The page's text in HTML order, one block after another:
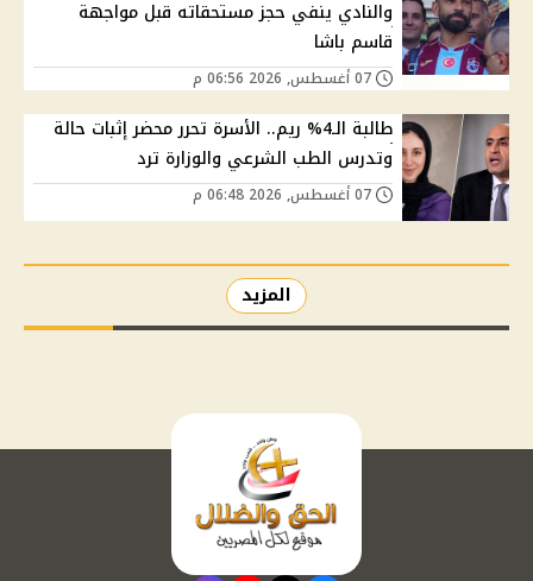
والنادي ينفي حجز مستحقاته قبل مواجهة
قاسم باشا
طالبة الـ4% ريم.. الأسرة تحرر محضر إثبات حالة
وتدرس الطب الشرعي والوزارة ترد
المزيد